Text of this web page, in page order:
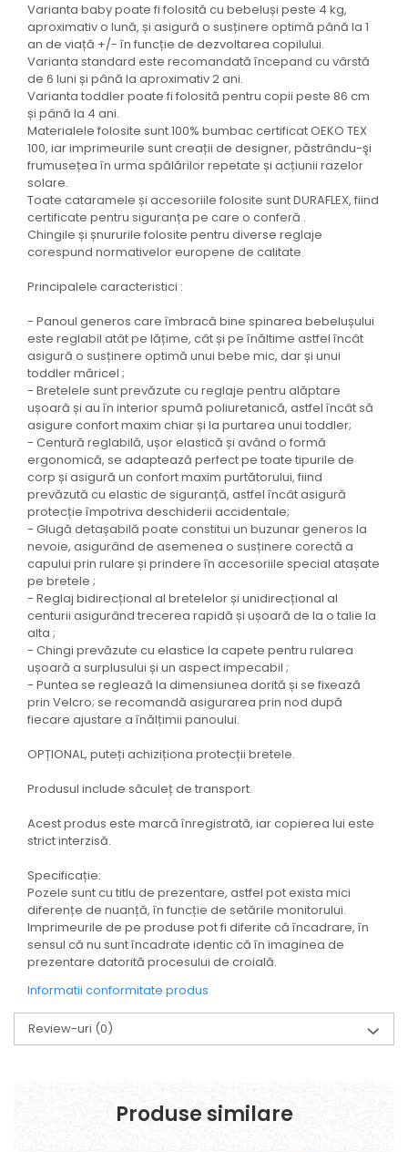
Varianta baby poate fi folosită cu bebeluși peste 4 kg,
aproximativ o lună, și asigură o susținere optimă până la 1
an de viață +/- în funcție de dezvoltarea copilului.
Varianta standard este recomandată începand cu vârstă
de 6 luni și până la aproximativ 2 ani.
Varianta toddler poate fi folosită pentru copii peste 86 cm
și până la 4 ani.
Materialele folosite sunt 100% bumbac certificat OEKO TEX
100, iar imprimeurile sunt creații de designer, păstrându-şi
frumusețea în urma spălărilor repetate și acțiunii razelor
solare.
Toate cataramele și accesoriile folosite sunt DURAFLEX, fiind
certificate pentru siguranța pe care o conferă .
Chingile și șnururile folosite pentru diverse reglaje
corespund normativelor europene de calitate.
Principalele caracteristici :
- Panoul generos care îmbracă bine spinarea bebelușului
este reglabil atât pe lățime, cât și pe înăltime astfel încât
asigură o susținere optimă unui bebe mic, dar și unui
toddler măricel ;
- Bretelele sunt prevăzute cu reglaje pentru alăptare
ușoară și au în interior spumă poliuretanică, astfel încât să
asigure confort maxim chiar și la purtarea unui toddler;
- Centură reglabilă, ușor elastică și având o formă
ergonomică, se adaptează perfect pe toate tipurile de
corp și asigură un confort maxim purtătorului, fiind
prevăzută cu elastic de siguranță, astfel încât asigură
protecție împotriva deschiderii accidentale;
- Glugă detașabilă poate constitui un buzunar generos la
nevoie, asigurând de asemenea o susținere corectă a
capului prin rulare și prindere în accesoriile special atașate
pe bretele ;
- Reglaj bidirecțional al bretelelor și unidirecțional al
centurii asigurând trecerea rapidă și ușoară de la o talie la
alta ;
- Chingi prevăzute cu elastice la capete pentru rularea
ușoară a surplusului și un aspect impecabil ;
- Puntea se reglează la dimensiunea dorită și se fixează
prin Velcro; se recomandă asigurarea prin nod după
fiecare ajustare a înălțimii panoului.
OPȚIONAL, puteți achiziționa protecții bretele.
Produsul include săculeț de transport.
Acest produs este marcă înregistrată, iar copierea lui este
strict interzisă.
Specificație:
Pozele sunt cu titlu de prezentare, astfel pot exista mici
diferențe de nuanță, în funcție de setările monitorului.
Imprimeurile de pe produse pot fi diferite că încadrare, în
sensul că nu sunt încadrate identic că în imaginea de
prezentare datorită procesului de croială.
Informatii conformitate produs
Review-uri (0)
Produse similare